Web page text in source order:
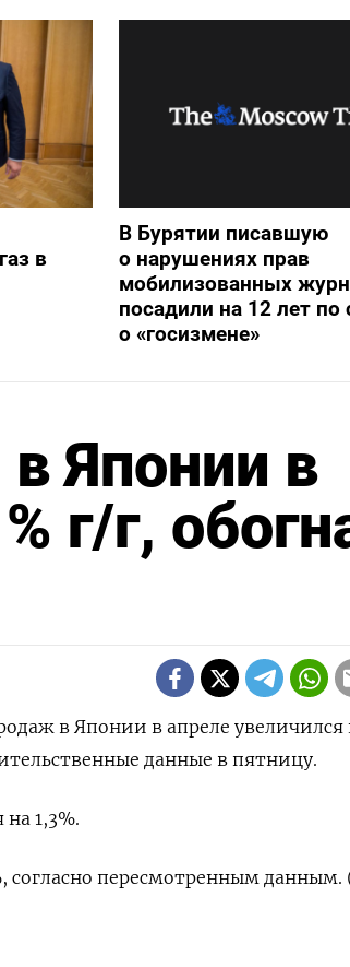
в
В Бурятии писавшую
о нарушениях прав
мобилизованных
посадили на 12 лет по
о «госизмене»
Японии в
г/г,
​в Японии ​в апреле ⁠увеличился
‌данные в пятницу.
1,3%.
‌согласно ‌пересмотренным данным.